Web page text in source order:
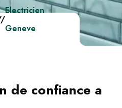
Electricien
Geneve
de confiance a